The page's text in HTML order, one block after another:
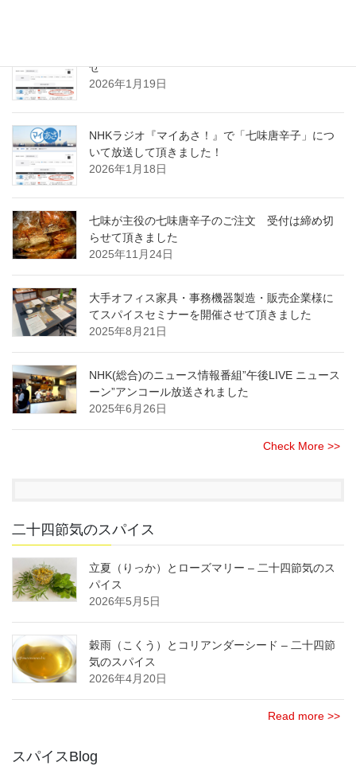
せ
2026年1月19日
NHKラジオ『マイあさ！』で「七味唐辛子」につ
いて放送して頂きました！
2026年1月18日
七味が主役の七味唐辛子のご注文 受付は締め切
らせて頂きました
2025年11月24日
大手オフィス家具・事務機器製造・販売企業様に
てスパイスセミナーを開催させて頂きました
2025年8月21日
NHK(総合)のニュース情報番組”午後LIVE ニュース
ーン”アンコール放送されました
2025年6月26日
Check More >>
二十四節気のスパイス
立夏（りっか）とローズマリー – 二十四節気のス
パイス
2026年5月5日
穀雨（こくう）とコリアンダーシード – 二十四節
気のスパイス
2026年4月20日
Read more >>
スパイスBlog